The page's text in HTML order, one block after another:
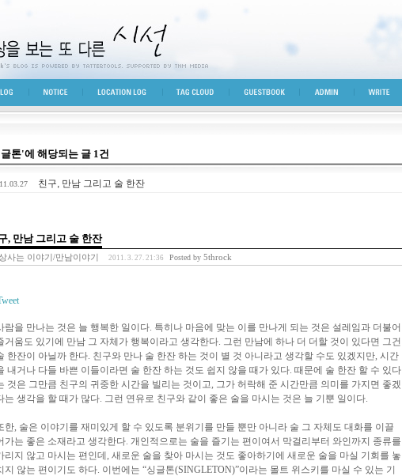
상을 보는 또 다른 시선
NOTICE LOCATION LOG TAG CLOUD GUESTBOOK ADMIN WRITE
톤'에 해당되는 글 1건
친구, 만남 그리고 술 한잔
, 만남 그리고 술 한잔
사는 이야기/만남이야기 2011. 3. 27. 21:36 Posted by 5throck
람을 만나는 것은 늘 행복한 일이다. 특히나 마음에 맞는 이를 만나게 되는 것은 설레임과 더불어
거움도 있기에 만남 그 자체가 행복이라고 생각한다. 그런 만남에 하나 더 더할 것이 있다면 그건
한잔이 아닐까 한다. 친구와 만나 술 한잔 하는 것이 별 것 아니라고 생각할 수도 있겠지만, 시간
내거나 다들 바쁜 이들이라면 술 한잔 하는 것도 쉽지 않을 때가 있다. 때문에 술 한잔 할 수 있다
것은 그만큼 친구의 귀중한 시간을 빌리는 것이고, 그가 허락해 준 시간만큼 의미를 가지면 좋겠
는 생각을 할 때가 많다. 그런 연유로 친구와 같이 좋은 술을 마시는 것은 늘 기뿐 일이다.
한, 술은 이야기를 재미있게 할 수 있도록 분위기를 만들 뿐만 아니라 술 그 자체도 대화를 이끌
가는 좋은 소재라고 생각한다. 개인적으로는 술을 즐기는 편이여서 막걸리부터 와인까지 종류를
리지 않고 마시는 편인데, 새로운 술을 찾아 마시는 것도 좋아하기에 새로운 술을 마실 기회를 놓
지 않는 편이기도 하다. 이번에는 “싱글톤(SINGLETON)”이라는 몰트 위스키를 마실 수 있는 기